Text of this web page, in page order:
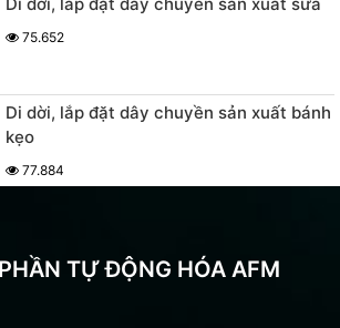
75.652
Di dời, lắp đặt dây chuyền sản xuất bánh
kẹo
77.884
TỰ ĐỘNG HÓA AFM